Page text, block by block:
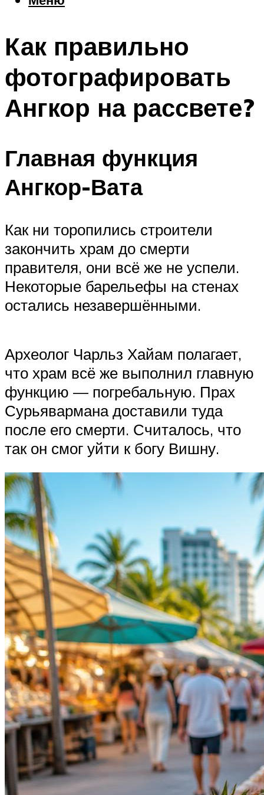
Шоппинг
Что посетить
Меню
Как правильно
фотографировать
Ангкор на рассвете?
Главная функция
Ангкор-Вата
Как ни торопились строители
закончить храм до смерти
правителя, они всё же не успели.
Некоторые барельефы на стенах
остались незавершёнными.
Археолог Чарльз Хайам полагает,
что храм всё же выполнил главную
функцию — погребальную. Прах
Сурьявармана доставили туда
после его смерти. Считалось, что
так он смог уйти к богу Вишну.